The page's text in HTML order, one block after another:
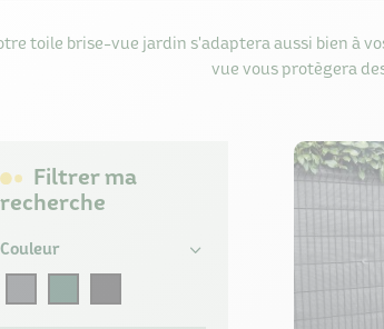
toile brise-vue jardin s'adaptera aussi bien à
vue vous protègera
Filtrer ma
recherche
Couleur